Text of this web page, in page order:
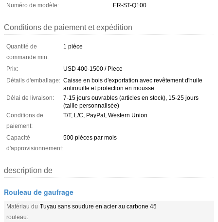
Numéro de modèle:
ER-ST-Q100
Conditions de paiement et expédition
Quantité de
commande min:
1 pièce
Prix:
USD 400-1500 / Piece
Détails d'emballage: Caisse en bois d'exportation avec revêtement d'huile
antirouille et protection en mousse
Délai de livraison:
7-15 jours ouvrables (articles en stock), 15-25 jours
(taille personnalisée)
Conditions de
paiement:
T/T, L/C, PayPal, Western Union
Capacité
d'approvisionnement:
500 pièces par mois
description de
Rouleau de gaufrage
Matériau du
rouleau:
Tuyau sans soudure en acier au carbone 45